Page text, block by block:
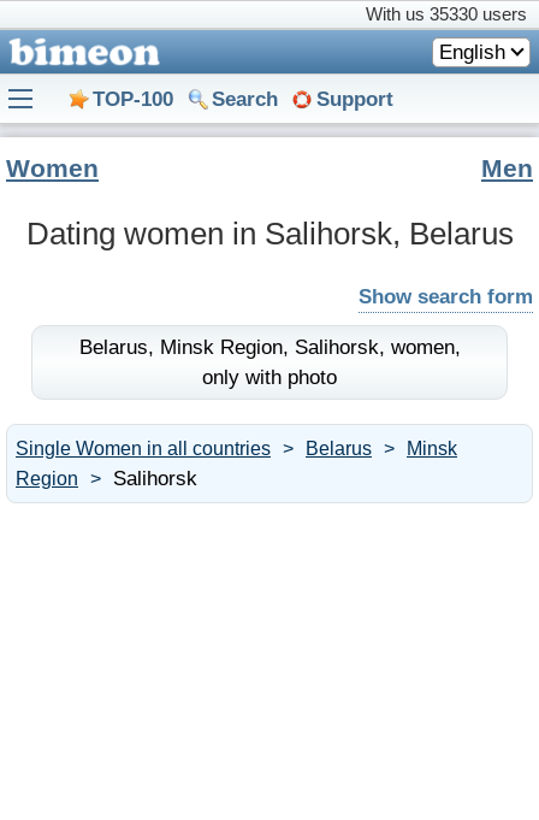
With us 35330 users
English
TOP-100 Search Support
Dating women in Salihorsk, Belarus
Women Men
Show search form
Belarus, Minsk Region, Salihorsk, women,
only with photo
Single Women in all countries Belarus
Minsk
Region
Salihorsk